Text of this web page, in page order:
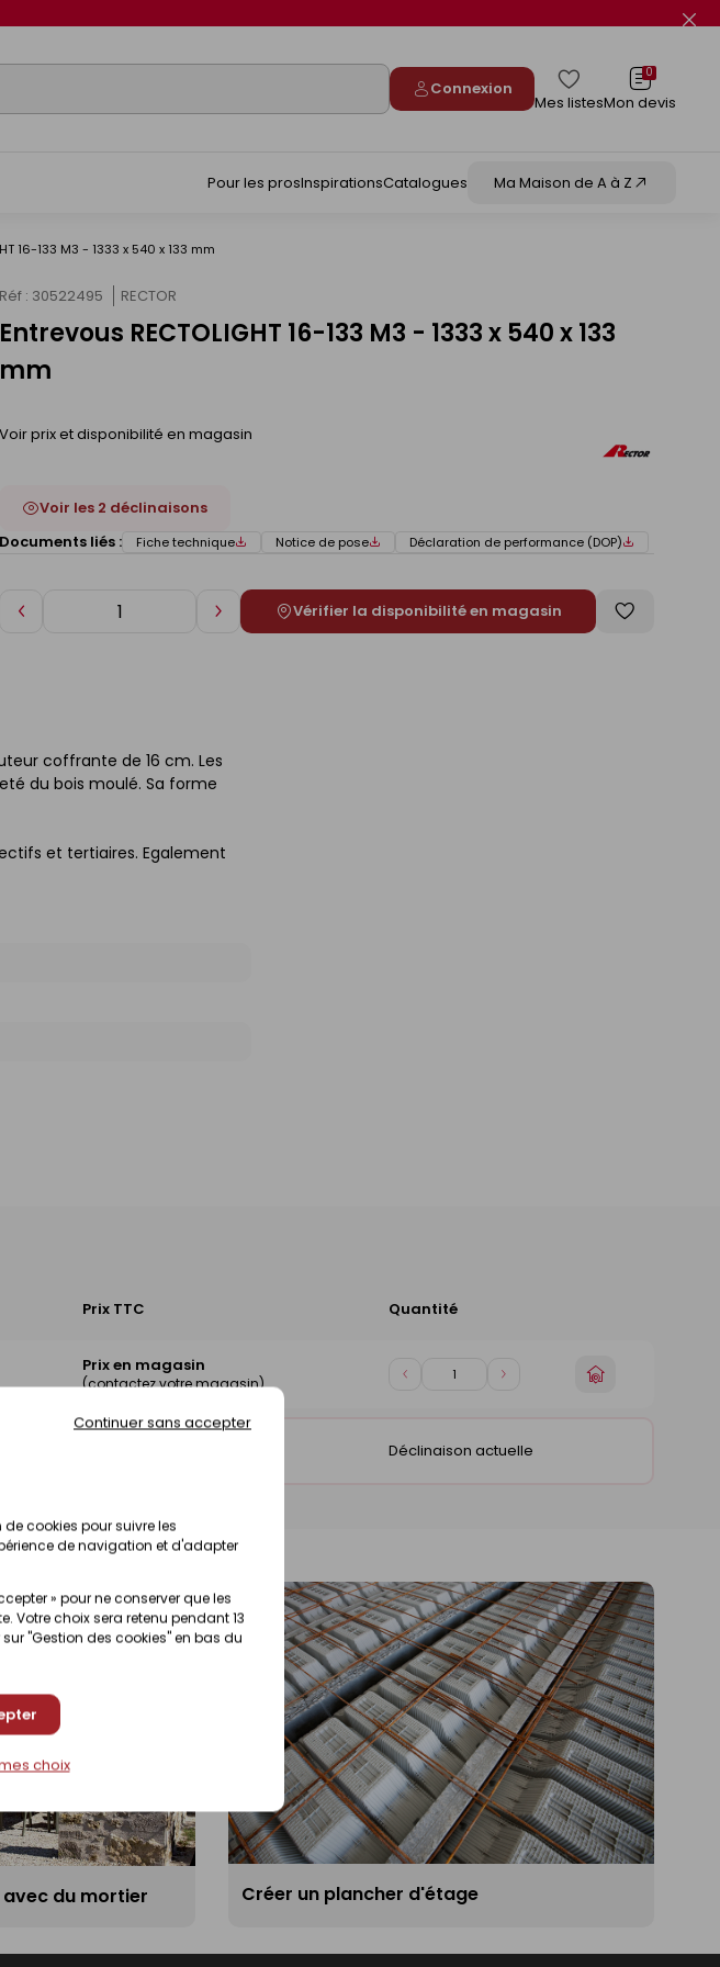
cookies pour suivre les
de navigation et d'adapter
» pour ne conserver que les
Votre choix sera retenu pendant 13
"Gestion des cookies" en bas du
Continuer sans accepter
choix
Connexion
Mes listes
0
Mon devis
Pour les prosInspirationsCatalogues Ma Maison de A à Z
16-133 M3 - 1333 x 540 x 133 mm
Réf : 30522495 RECTOR
Entrevous RECTOLIGHT 16-133 M3 - 1333 x 540 x 133
mm
Voir prix et disponibilité en magasin
Voir les 2 déclinaisons
Documents liés :
Fiche technique Notice de pose Déclaration de performance (DOP)
Diminuer AugmenterVérifier la disponibilité en magasin
Enregistrer
coffrante de 16 cm. Les
du bois moulé. Sa forme
et tertiaires. Egalement
Prix TTC Quantité
Prix en magasin
(contactez votre magasin)
Diminuer
Augmenter
Choisir
Déclinaison actuelle
du mortier Créer un plancher d'étage